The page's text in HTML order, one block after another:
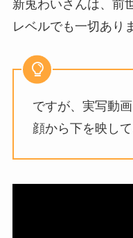
新兎わいさんは、前
レベルでも一切あり
ですが、実写動
顔から下を映して